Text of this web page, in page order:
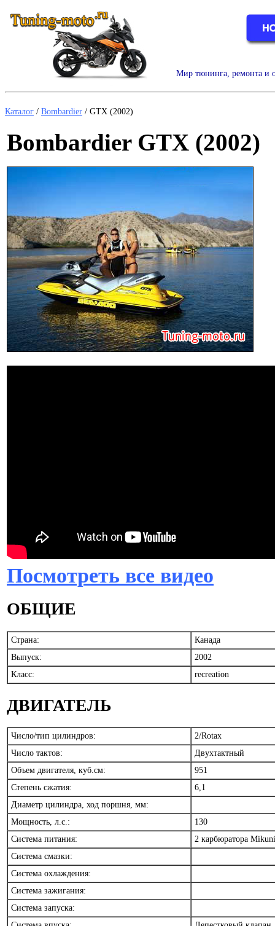
Мир тюнинга, ремонта и
Каталог / Bombardier / GTX (2002)
Bombardier GTX (2002)
Посмотреть все видео
ОБЩИЕ
Страна:
Канада
Выпуск:
2002
Класс:
recreation
ДВИГАТЕЛЬ
Число/тип цилиндров:
2/Rotax
Число тактов:
Двухтактный
Объем двигателя, куб.см:
951
Степень сжатия:
6,1
Диаметр цилиндра, ход поршня, мм:
Мощность, л.с.:
130
Система питания:
2 карбюратора
Система смазки:
Система охлаждения:
Система зажигания:
Система запуска: